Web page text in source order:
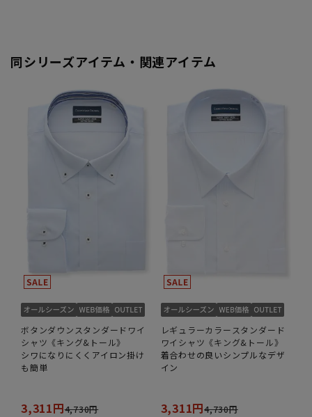
同シリーズアイテム・関連アイテム
ボタンダウンスタンダードワイ
シャツ《キング&トール》
シワになりにくくアイロン掛け
も簡単
3,311円4,730円
レギュラーカラースタンダード
ワイシャツ《キング&トール》
着合わせの良いシンプルなデザ
イン
3,311円4,730円